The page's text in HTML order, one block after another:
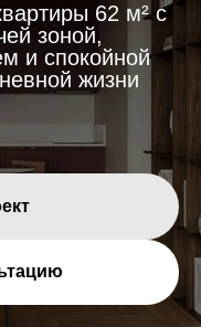
62 м² с
зоной,
и спокойной
жизни